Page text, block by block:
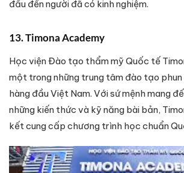
đầu đến người đã có kinh nghiệm.
13. Timona Academy
Học viện Đào tạo thẩm mỹ Quốc tế
một trong những trung tâm đào tạo
hàng đầu Việt Nam. Với sứ mệnh mang
những kiến thức và kỹ năng bài bản,
kết cung cấp chương trình học chuẩn